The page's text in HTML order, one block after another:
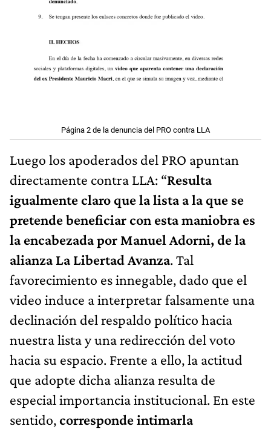
Página 2 de la denuncia del PRO contra LLA
Luego los apoderados del PRO apuntan
directamente contra LLA: “Resulta
igualmente claro que la lista a la que se
pretende beneficiar con esta maniobra es
la encabezada por Manuel Adorni, de la
alianza La Libertad Avanza. Tal
favorecimiento es innegable, dado que el
video induce a interpretar falsamente una
declinación del respaldo político hacia
nuestra lista y una redirección del voto
hacia su espacio. Frente a ello, la actitud
que adopte dicha alianza resulta de
especial importancia institucional. En este
sentido,corresponde intimarla